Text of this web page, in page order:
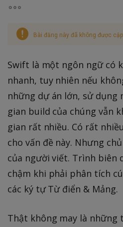
Bài đăng này đã không được
Swift là một ngôn ngữ có
nhanh, tuy nhiên nếu
những dự án lớn, sử
gian build của chúng vẫn
gian rất nhiều. Có rất
cho vấn đề này. Nhưng
của người viết. Trình biên
chậm khi phải phân tích
các ký tự Từ điển & Mảng.
Thật không may là những